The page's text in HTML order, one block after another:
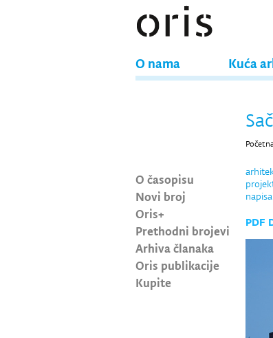
O nama Kuća
O časopisu
Novi broj
Oris+
Prethodni brojevi
Arhiva članaka
Oris publikacije
Kupite
PDF